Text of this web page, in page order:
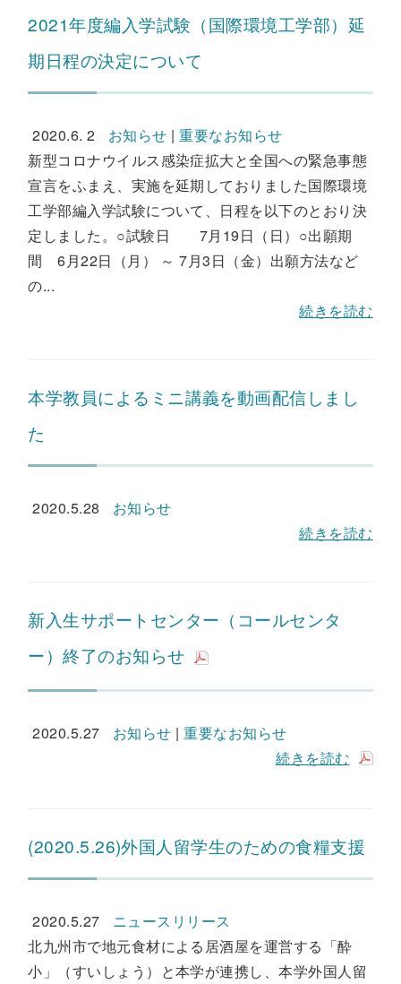
2021年度編入学試験（国際環境工学部）延
期日程の決定について
2020.6. 2 お知らせ |重要なお知らせ
新型コロナウイルス感染症拡大と全国への緊急事態
宣言をふまえ、実施を延期しておりました国際環境
工学部編入学試験について、日程を以下のとおり決
定しました。○試験日 7月19日（日）○出願期
間 6月22日（月） ～ 7月3日（金）出願方法など
の...
続きを読む
本学教員によるミニ講義を動画配信しまし
た
2020.5.28
お知らせ
続きを読む
新入生サポートセンター（コールセンタ
ー）終了のお知らせ
2020.5.27 お知らせ |重要なお知らせ
続きを読む
(2020.5.26)外国人留学生のための食糧支援
2020.5.27
ニュースリリース
北九州市で地元食材による居酒屋を運営する「酔
小」（すいしょう）と本学が連携し、本学外国人留